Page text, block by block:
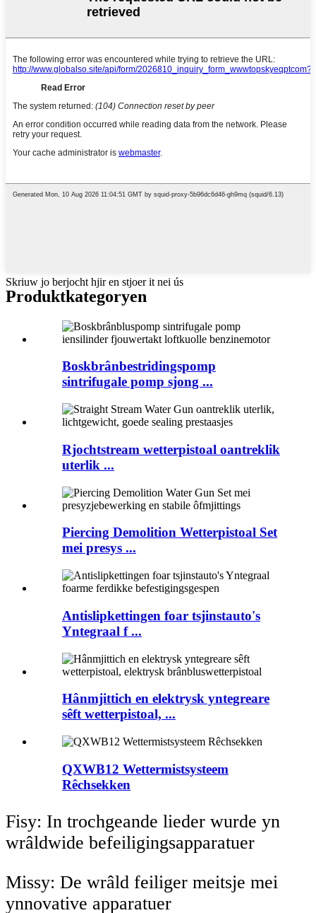
Skriuw jo berjocht hjir en stjoer it nei ús
Produktkategoryen
Boskbrânbestridingspomp
sintrifugale pomp sjong ...
Rjochtstream wetterpistoal oantreklik
uterlik ...
Piercing Demolition Wetterpistoal Set
mei presys ...
Antislipkettingen foar tsjinstauto's
Yntegraal f ...
Hânmjittich en elektrysk yntegreare
sêft wetterpistoal, ...
QXWB12 Wettermistsysteem
Rêchsekken
Fisy: In trochgeande lieder wurde yn
wrâldwide befeiligingsapparatuer
Missy: De wrâld feiliger meitsje mei
ynnovative apparatuer